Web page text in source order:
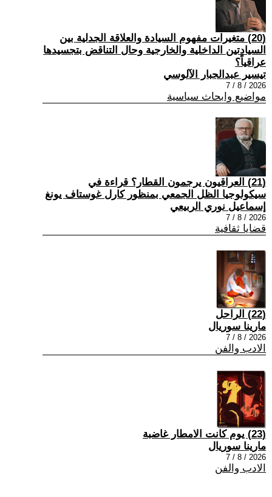
(20) متغيرات مفهوم السيادة والعلاقة الجدلية بين
السيادتين الداخلية والخارجية وحال التناقض بتجسيدها
عراقياً؟
تيسير عبدالجبار الآلوسي
2026 / 8 / 7
مواضيع وابحاث سياسية
(21) العراقيون يرجمون القطار؟ قراءة في
سيكولوجيا الظل الجمعي بمنظور كارل غوستاف يونغ
إسماعيل نوري الربيعي
2026 / 8 / 7
قضايا ثقافية
(22) الراحل
مارينا سوريال
2026 / 8 / 7
الادب والفن
(23) يوم كانت الامطار غاضبة
مارينا سوريال
2026 / 8 / 7
الادب والفن